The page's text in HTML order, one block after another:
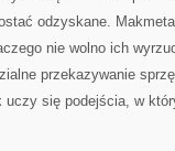
odzyskane.
nie wolno ich
przekazywanie
się podejścia, w